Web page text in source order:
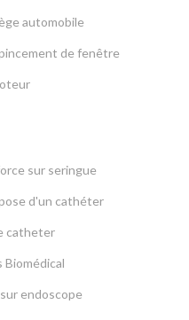
automobile
de fenêtre
sur seringue
d'un cathéter
catheter
Biomédical
endoscope